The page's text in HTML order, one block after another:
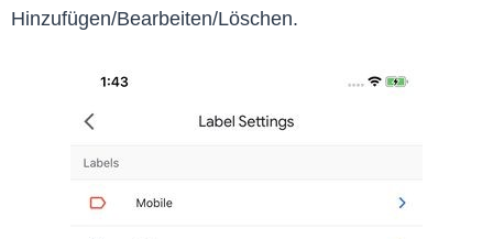
Hinzufügen/Bearbeiten/Löschen.